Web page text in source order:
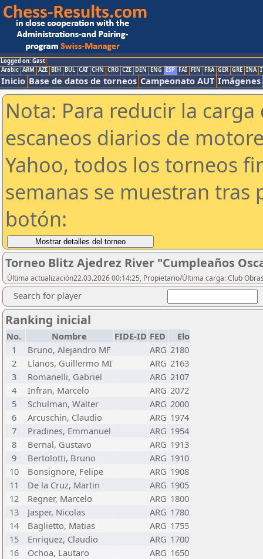
Logged on: Gast
Arabic ARM AZE BIH BUL CAT CHN CRO CZE DEN ENG ESP FAI FIN FRA GER GRE INA
Inicio Base de datos de torneos Campeonato AUT Imágenes
Nota: Para reducir la
escaneos diarios de
Yahoo, todos los torneos
semanas se muestran tras
botón:
Torneo Blitz Ajedrez River "Cumpleaños
Última actualización22.03.2026 00:14:25, Propietario/Última carga: Club
Search for player
Ranking inicial
No. Nombre FIDE-ID FED
Elo
1
Bruno, Alejandro MF ARG 2180
2
Llanos, Guillermo MI ARG 2163
3
Romanelli, Gabriel ARG 2107
4
Infran, Marcelo ARG 2072
5
Schulman, Walter ARG 2000
6
Arcuschin, Claudio ARG 1974
7
Pradines, Emmanuel ARG 1954
8
Bernal, Gustavo ARG 1913
9
Bertolotti, Bruno ARG 1910
10
Bonsignore, Felipe ARG 1908
11
De la Cruz, Martin ARG 1905
12
Regner, Marcelo ARG 1800
13
Jasper, Nicolas ARG 1780
14
Baglietto, Matias ARG 1755
15
Enriquez, Claudio ARG 1700
16
Ochoa, Lautaro ARG 1650